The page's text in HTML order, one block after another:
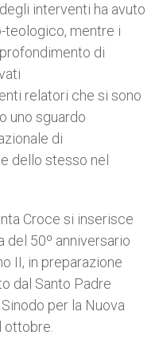
interventi ha avuto
mentre i
di
relatori che si sono
uno sguardo
di
dello stesso nel
Croce si inserisce
del 50º anniversario
II, in preparazione
dal Santo Padre
per la Nuova
ottobre.